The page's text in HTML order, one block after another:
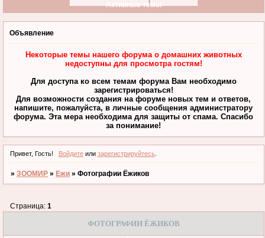
Активные темы
Объявление
Некоторые темы нашего форума о домашних животных
недоступны для просмотра гостям!
Для доступа ко всем темам форума Вам необходимо
зарегистрироваться!
Для возможности создания на форуме новых тем и ответов,
напишите, пожалуйста, в личные сообщения администратору
форума. Эта мера необходима для защиты от спама. Спасибо
за понимание!
Привет, Гость! Войдитеили зарегистрируйтесь.
»ЗООМИР » Ежи »Фотографии Ёжиков
ФОТОГРАФИИ ЁЖИКОВ
Страница:1